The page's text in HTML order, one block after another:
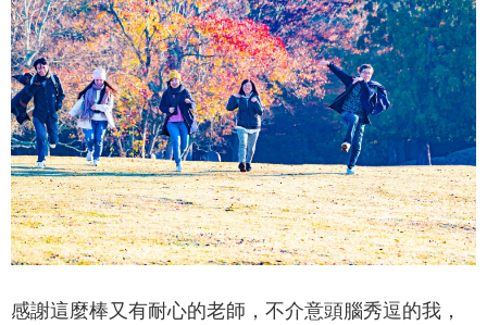
感謝這麼棒又有耐心的老師，不介意頭腦秀逗的我，